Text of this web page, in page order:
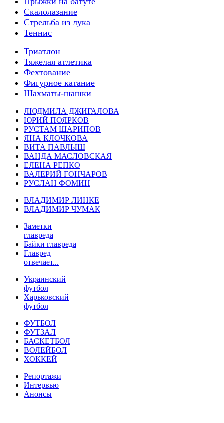
Скалолазание
Стрельба из лука
Теннис
Триатлон
Тяжелая атлетика
Фехтование
Фигурное катание
Шахматы-шашки
ЛЮДМИЛА ДЖИГАЛОВА
ЮРИЙ ПОЯРКОВ
РУСТАМ ШАРИПОВ
ЯНА КЛОЧКОВА
ВИТА ПАВЛЫШ
ВАНДА МАСЛОВСКАЯ
ЕЛЕНА РЕПКО
ВАЛЕРИЙ ГОНЧАРОВ
РУСЛАН ФОМИН
ВЛАДИМИР ЛИНКЕ
ВЛАДИМИР ЧУМАК
Заметки
главреда
Байки главреда
Главред
отвечает...
Украинский
футбол
Харьковский
футбол
ФУТБОЛ
ФУТЗАЛ
БАСКЕТБОЛ
ВОЛЕЙБОЛ
ХОККЕЙ
Репортажи
Интервью
Анонсы